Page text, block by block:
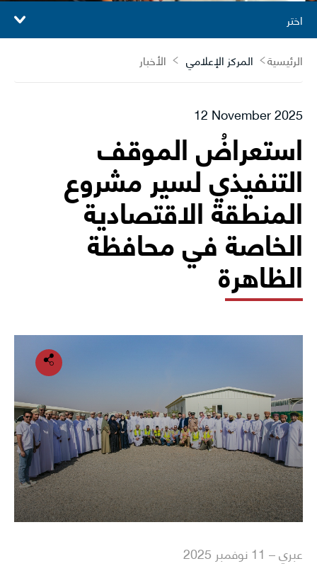
اختر
الرئيسية
المركز الإعلامي الأخبار
12 November 2025
استعراضُ الموقف
التنفيذي لسير مشروع
المنطقة الاقتصادية
الخاصة في محافظة
الظاهرة
عبري – 11 نوفمبر 2025